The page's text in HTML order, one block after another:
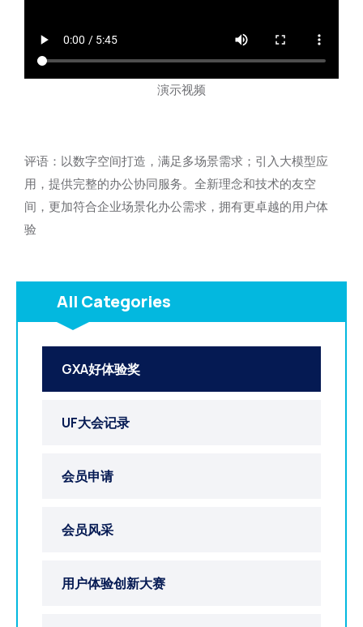
All Categories
GXA好体验奖
UF大会记录
会员申请
会员风采
用户体验创新大赛
演示视频
评语：以数字空间打造，满足多场景需求；引入大模型应
用，提供完整的办公协同服务。全新理念和技术的友空
间，更加符合企业场景化办公需求，拥有更卓越的用户体
验